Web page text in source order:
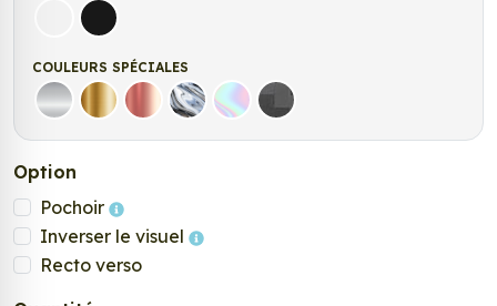
Blanc matNoir mat
COULEURS SPÉCIALES
Argent Or Rose Gold
ChromeHolographique
Carbone Noir
Option
Pochoir
Inverser le visuel
Recto verso